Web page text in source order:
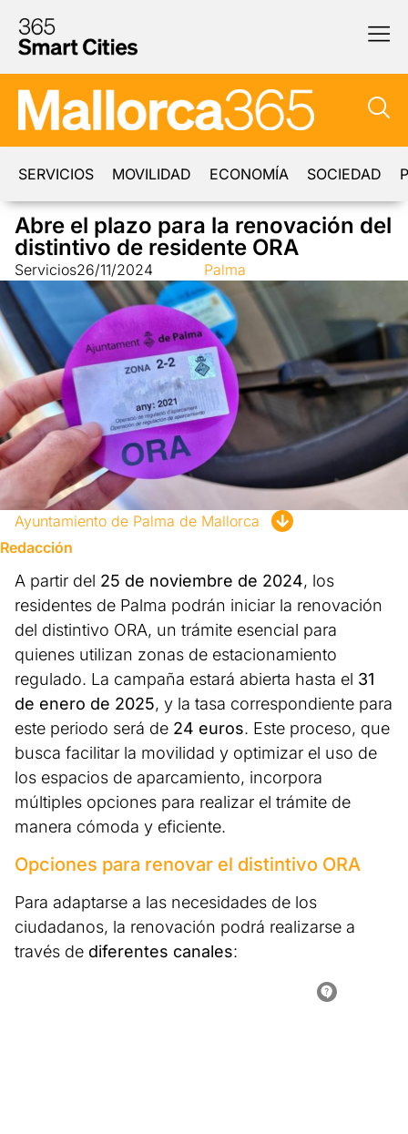
SERVICIOS MOVILIDAD ECONOMÍA SOCIEDAD
Abre el plazo para la renovación del
distintivo de residente ORA
Servicios26/11/2024 Palma
Ayuntamiento de Palma de Mallorca
Redacción
A partir del 25 de noviembre de 2024, los
residentes de Palma podrán iniciar la renovación
del distintivo ORA, un trámite esencial para
quienes utilizan zonas de estacionamiento
regulado. La campaña estará abierta hasta el 31
de enero de 2025, y la tasa correspondiente para
este periodo será de 24 euros. Este proceso, que
busca facilitar la movilidad y optimizar el uso de
los espacios de aparcamiento, incorpora
múltiples opciones para realizar el trámite de
manera cómoda y eficiente.
Opciones para renovar el distintivo ORA
Para adaptarse a las necesidades de los
ciudadanos, la renovación podrá realizarse a
través de diferentes canales: